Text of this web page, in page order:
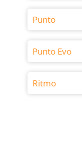
Punto
Punto Evo
Ritmo